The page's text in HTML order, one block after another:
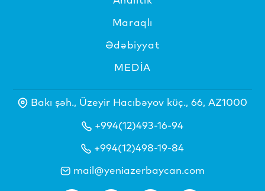
Maraqlı
Ədəbiyyat
MEDİA
Bakı şəh., Üzeyir Hacıbəyov küç., 66, AZ1000
+994(12)493-16-94
+994(12)498-19-84
mail@yeniazerbaycan.com